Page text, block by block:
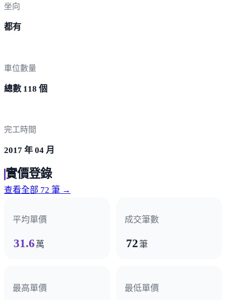
坐向
都有
車位數量
總數 118 個
完工時間
2017 年 04 月
實價登錄
查看全部 72 筆 →
平均單價
31.6 萬
成交筆數
72筆
最高單價 最低單價